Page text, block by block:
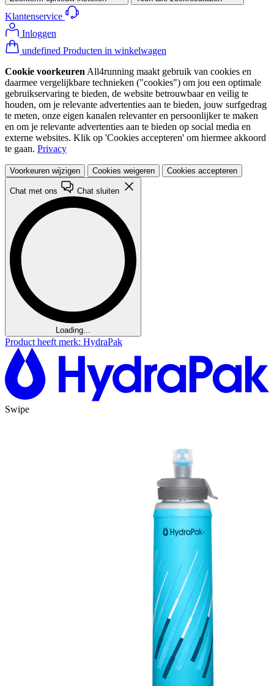
Klantenservice
Inloggen
undefined Producten in winkelwagen
Cookie voorkeuren All4running maakt gebruik van cookies en
daarmee vergelijkbare technieken ("cookies") om jou een optimale
gebruikservaring te bieden, de website betrouwbaar en veilig te
houden, om je relevante advertenties aan te bieden, jouw surfgedrag
te meten, onze eigen kanalen relevanter en persoonlijker te maken
en om je relevante advertenties aan te bieden op social media en
externe websites. Klik op 'Cookies accepteren' om hiermee akkoord
te gaan. Privacy
Voorkeuren wijzigen Cookies weigeren Cookies accepteren
Chat met ons Chat sluiten
Loading...
Product heeft merk: HydraPak
Swipe